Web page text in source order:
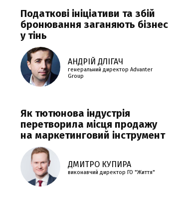
Податкові ініціативи та збій
бронювання заганяють бізнес
у тінь
АНДРІЙ ДЛІГАЧ
генеральний директор Advanter
Group
Як тютюнова індустрія
перетворила місця продажу
на маркетинговий інструмент
ДМИТРО КУПИРА
виконавчий директор ГО "Життя"